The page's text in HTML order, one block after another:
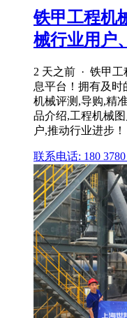
铁甲工程机
械行业用户
2 天之前 · 铁甲
息平台！拥有及时
机械评测,导购,精
品介绍,工程机械
户,推动行业进步！
联系电话: 180 3780